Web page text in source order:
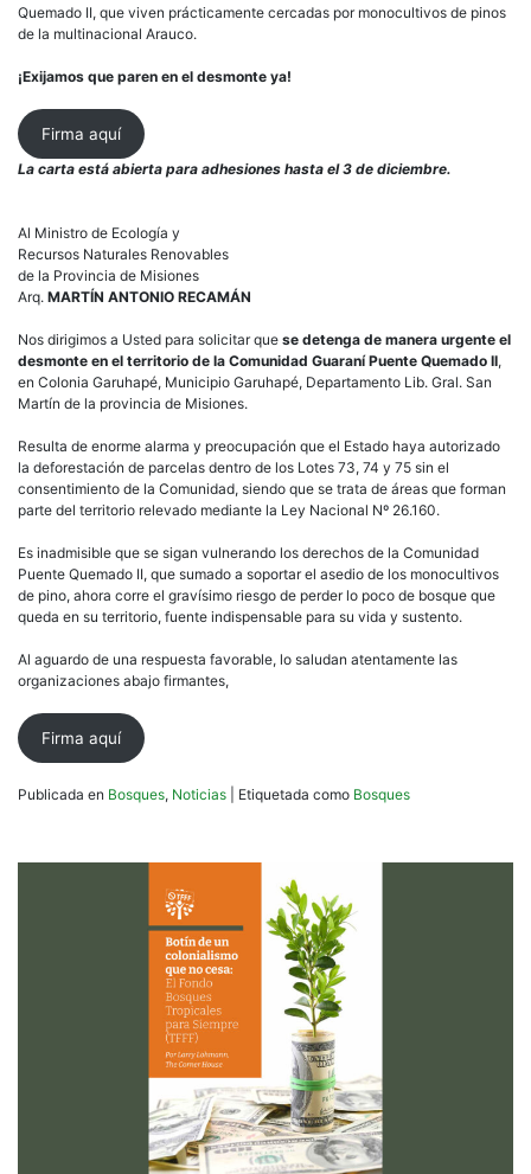
Quemado II, que viven prácticamente cercadas por monocultivos de pinos
de la multinacional Arauco.
¡Exijamos que paren en el desmonte ya!
Firma aquí
La carta está abierta para adhesiones hasta el 3 de diciembre.
Al Ministro de Ecología y
Recursos Naturales Renovables
de la Provincia de Misiones
Arq. MARTÍN ANTONIO RECAMÁN
Nos dirigimos a Usted para solicitar que se detenga de manera urgente el
desmonte en el territorio de la Comunidad Guaraní Puente Quemado II,
en Colonia Garuhapé, Municipio Garuhapé, Departamento Lib. Gral. San
Martín de la provincia de Misiones.
Resulta de enorme alarma y preocupación que el Estado haya autorizado
la deforestación de parcelas dentro de los Lotes 73, 74 y 75 sin el
consentimiento de la Comunidad, siendo que se trata de áreas que forman
parte del territorio relevado mediante la Ley Nacional Nº 26.160.
Es inadmisible que se sigan vulnerando los derechos de la Comunidad
Puente Quemado II, que sumado a soportar el asedio de los monocultivos
de pino, ahora corre el gravísimo riesgo de perder lo poco de bosque que
queda en su territorio, fuente indispensable para su vida y sustento.
Al aguardo de una respuesta favorable, lo saludan atentamente las
organizaciones abajo firmantes,
Firma aquí
Publicada en Bosques, Noticias Etiquetada como Bosques